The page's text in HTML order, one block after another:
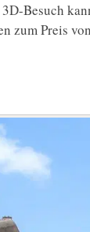
Besuch
zum Preis